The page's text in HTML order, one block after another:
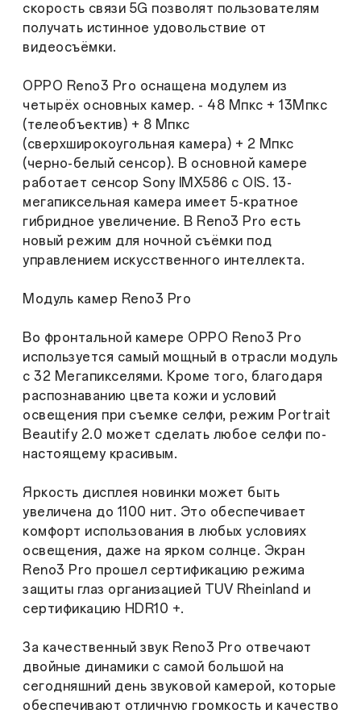
скорость связи 5G позволят пользователям
получать истинное удовольствие от
видеосъёмки.
OPPO Reno3 Pro оснащена модулем из
четырёх основных камер. - 48 Мпкс + 13Мпкс
(телеобъектив) + 8 Мпкс
(сверхширокоугольная камера) + 2 Мпкс
(черно-белый сенсор). В основной камере
работает сенсор Sony IMX586 с OIS. 13-
мегапиксельная камера имеет 5-кратное
гибридное увеличение. В Reno3 Pro есть
новый режим для ночной съёмки под
управлением искусственного интеллекта.
Модуль камер Reno3 Pro
Во фронтальной камере OPPO Reno3 Pro
используется самый мощный в отрасли модуль
с 32 Мегапикселями. Кроме того, благодаря
распознаванию цвета кожи и условий
освещения при съемке селфи, режим Portrait
Beautify 2.0 может сделать любое селфи по-
настоящему красивым.
Яркость дисплея новинки может быть
увеличена до 1100 нит. Это обеспечивает
комфорт использования в любых условиях
освещения, даже на ярком солнце. Экран
Reno3 Pro прошел сертификацию режима
защиты глаз организацией TUV Rheinland и
сертификацию HDR10 +.
За качественный звук Reno3 Pro отвечают
двойные динамики с самой большой на
сегодняшний день звуковой камерой, которые
обеспечивают отличную громкость и качество